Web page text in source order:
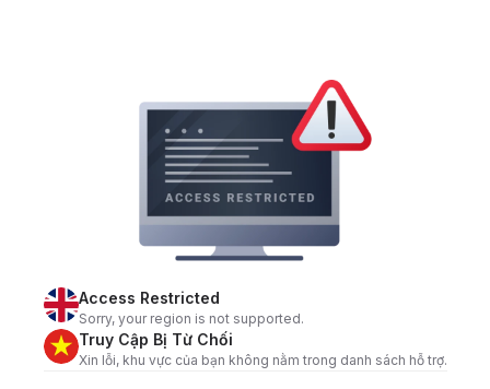
Access Restricted
Sorry, your region is not supported.
Truy Cập Bị Từ Chối
Xin lỗi, khu vực của bạn không nằm trong danh sách hỗ trợ.